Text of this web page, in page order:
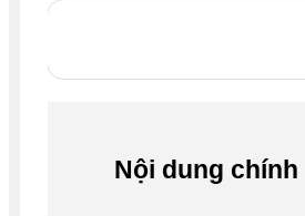
Nội dung chính